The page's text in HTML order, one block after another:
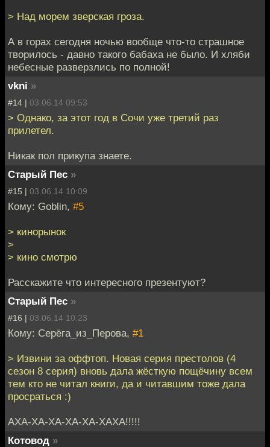
> Над морем зверская гроза.
А в горах сегодня ночью вообще что-то страшное
творилось - давно такого бабаха не было. И хляби
небесные разверзлись по полной!
vkni »
#14 | 03.06.14 09:53
> Однако, за этот год в Сочи уже третий раз
прилетел.
Никак пол прикупа знаете.
Старый Пес »
#15 | 03.06.14 10:09
Кому: Goblin, #5
> кинорынок
>
> кино смотрю
Расскажите что интересного презентуют?
Старый Пес »
#16 | 03.06.14 10:23
Кому: Серёга_из_Перова, #1
> Извини за оффтоп. Новая серия престолов (4
сезон 8 серия) вновь дала жёсткую пощёчину всем
тем кто не читал книги, да и читавшим тоже дала
просраться :)
АХА-ХА-ХА-ХА-ХА-ХАХА!!!!!
Котовод »